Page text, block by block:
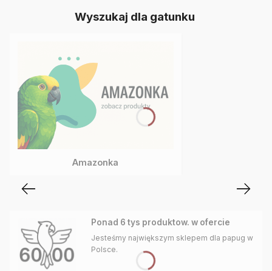
Wyszukaj dla gatunku
Amazonka
Ponad 6 tys produktow. w ofercie
Jesteśmy największym sklepem dla papug w
Polsce.